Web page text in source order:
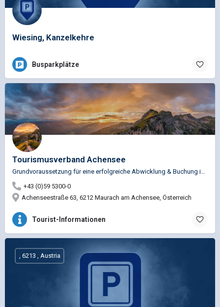
Wiesing, Kanzelkehre
Busparkplätze
Tourismusverband Achensee
+43 (0)59 5300-0
Achenseestraße 63, 6212 Maurach am Achensee, Österreich
Tourist-Informationen
, 6213 , Austria